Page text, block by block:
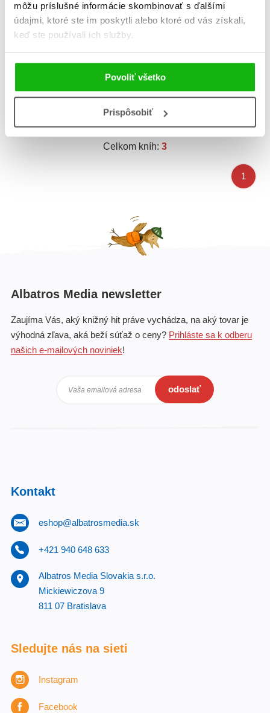
môžu príslušné informácie skombinovať s ďalšími
údajmi, ktoré ste im poskytli alebo ktoré od vás získali,
keď ste používali ich služby.
Povoliť všetko
Prispôsobiť
Brian Freschi
Celkom kníh: 3
1
Albatros Media newsletter
Zaujíma Vás, aký knižný hit práve vychádza, na aký tovar je
výhodná zľava, aká beží súťaž o ceny? Prihláste sa k odberu
našich e-mailových noviniek!
Vaša emailová adresa odoslať
Kontakt
eshop@albatrosmedia.sk
+421 940 648 633
Albatros Media Slovakia s.r.o.
Mickiewiczova 9
811 07 Bratislava
Sledujte nás na sieti
Instagram
Facebook